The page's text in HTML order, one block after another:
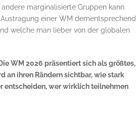
marginalisierte Gruppen kann
einer WM dementsprechend
welche man lieber von der globalen
WM 2026 präsentiert sich als größtes,
an ihren Rändern sichtbar, wie stark
entscheiden, wer wirklich teilnehmen